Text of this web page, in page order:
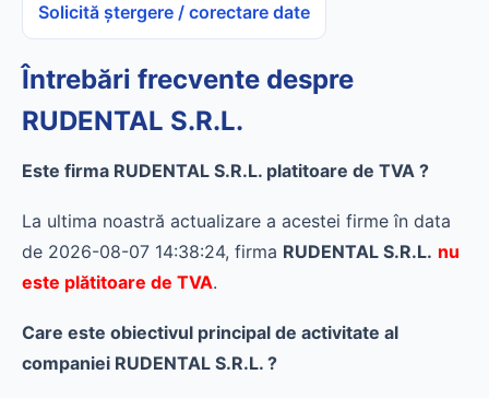
Solicită ștergere / corectare date
Întrebări frecvente despre
RUDENTAL S.R.L.
Este firma RUDENTAL S.R.L. platitoare de TVA ?
La ultima noastră actualizare a acestei firme în data
de 2026-08-07 14:38:24, firma RUDENTAL S.R.L. nu
este plătitoare de TVA.
Care este obiectivul principal de activitate al
companiei RUDENTAL S.R.L. ?